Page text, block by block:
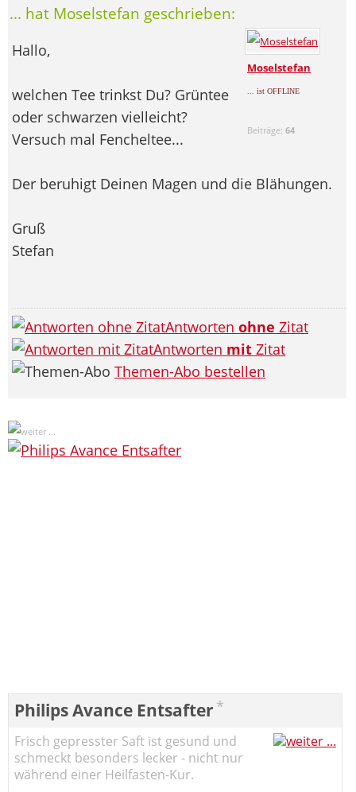
... hat Moselstefan geschrieben:
Moselstefan
... ist OFFLINE
Beiträge:64
Hallo,
welchen Tee trinkst Du? Grüntee
oder schwarzen vielleicht?
Versuch mal Fencheltee...
Der beruhigt Deinen Magen und die Blähungen.
Gruß
Stefan
Antworten ohne Zitat
Antworten mit Zitat
Themen-Abo bestellen
Philips Avance Entsafter *
Frisch gepresster Saft ist gesund und
schmeckt besonders lecker - nicht nur
während einer Heilfasten-Kur.